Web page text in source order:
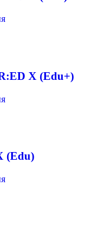
X (Edu+)
(Edu)